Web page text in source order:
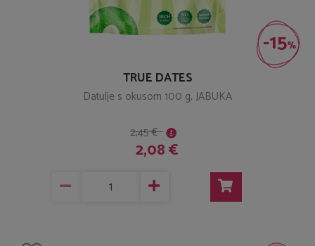
-15%
TRUE DATES
Datulje s okusom 100 g, JABUKA
2,45 €
2,08 €